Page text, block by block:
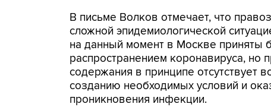
В письме Волков отмечает, что
сложной эпидемиологической
на данный момент в Москве приняты
распространением коронавируса, но
содержания в принципе отсутствует
созданию необходимых условий и
проникновения инфекции.